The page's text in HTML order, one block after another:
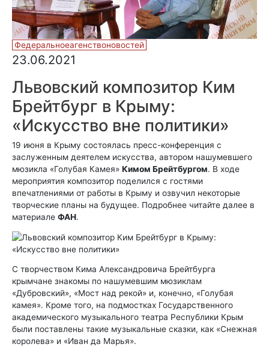
Федеральноеагенствоновостей
23.06.2021
Львовский композитор Ким
Брейтбург в Крыму:
«Искусство вне политики»
19 июня в Крыму состоялась пресс-конференция с
заслуженным деятелем искусства, автором нашумевшего
мюзикла «Голубая Камея» Кимом Брейтбургом. В ходе
мероприятия композитор поделился с гостями
впечатлениями от работы в Крыму и озвучил некоторые
творческие планы на будущее. Подробнее читайте далее в
материале ФАН.
С творчеством Кима Александровича Брейтбурга
крымчане знакомы по нашумевшим мюзиклам
«Дубровский», «Мост над рекой» и, конечно, «Голубая
камея». Кроме того, на подмостках Государственного
академического музыкального театра Республики Крым
были поставлены такие музыкальные сказки, как «Снежная
королева» и «Иван да Марья».